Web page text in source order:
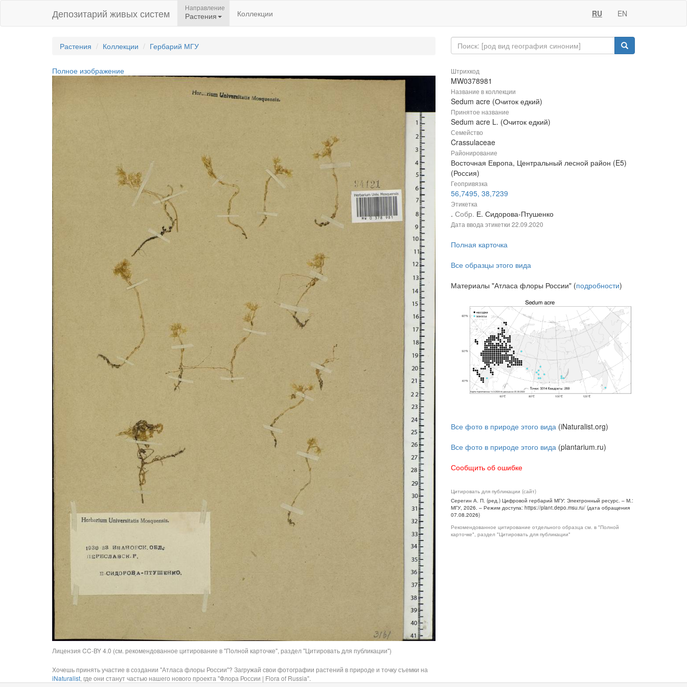
Депозитарий живых систем Направление
Растения Коллекции RU EN
Растения Коллекции Гербарий МГУ
Полное изображение
Лицензия CC-BY 4.0 (см. рекомендованное цитирование в "Полной карточке", раздел "Цитировать для публикации")
Хочешь принять участие в создании "Атласа флоры России"? Загружай свои фотографии растений в природе и точку съемки на
iNaturalist, где они станут частью нашего нового проекта "Флора России | Flora of Russia".
Штрихкод
MW0378981
Название в коллекции
Sedum acre (Очиток едкий)
Принятое название
Sedum acre L. (Очиток едкий)
Семейство
Crassulaceae
Районирование
Восточная Европа, Центральный лесной район (E5)
(Россия)
Геопривязка
56,7495, 38,7239
Этикетка
. Собр. Е. Сидорова-Птушенко
Дата ввода этикетки 22.09.2020
Полная карточка
Все образцы этого вида
Материалы "Атласа флоры России" (подробности)
Все фото в природе этого вида (iNaturalist.org)
Все фото в природе этого вида (plantarium.ru)
Сообщить об ошибке
Цитировать для публикации (сайт)
Серегин А. П. (ред.) Цифровой гербарий МГУ: Электронный ресурс. – М.:
МГУ, 2026. – Режим доступа: https://plant.depo.msu.ru/ (дата обращения
07.08.2026)
Рекомендованное цитирование отдельного образца см. в "Полной
карточке", раздел "Цитировать для публикации"